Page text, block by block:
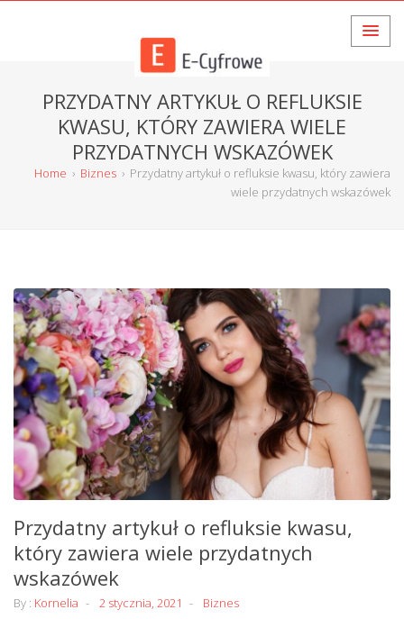
PRZYDATNY ARTYKUŁ O REFLUKSIE
KWASU, KTÓRY ZAWIERA WIELE
PRZYDATNYCH WSKAZÓWEK
Home › Biznes › Przydatny artykuł o refluksie kwasu, który zawiera
wiele przydatnych wskazówek
Przydatny artykuł o refluksie kwasu,
który zawiera wiele przydatnych
wskazówek
By : Kornelia 2 stycznia, 2021 Biznes